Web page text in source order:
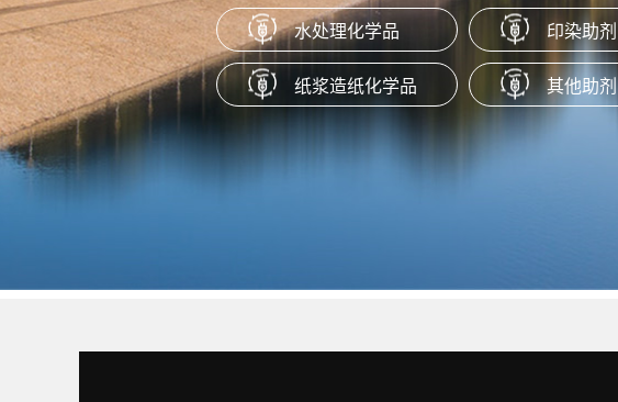
水处理化学品 印染助剂
纸浆造纸化学品 其他助剂
新型乳液型助留剂 LSR-30
新型乳液型助留剂LSR-30是一种低粘度，高浓度
的聚丙烯酰胺乳液。主要适用于各种瓦楞纸、箱
板纸、白板纸、文化纸、新闻纸、淋膜原纸等。